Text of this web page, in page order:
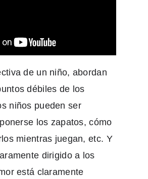
de un niño, abordan
débiles de los
niños pueden ser
los zapatos, cómo
mientras juegan, etc. Y
dirigido a los
está claramente